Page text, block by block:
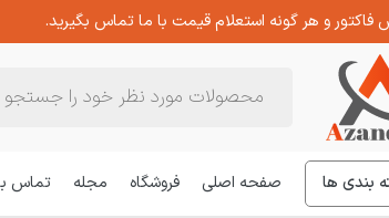
فاکتور و هر گونه استعلام قیمت با ما تماس بگیرید.
بندی ها صفحه اصلی فروشگاه مجله تماس